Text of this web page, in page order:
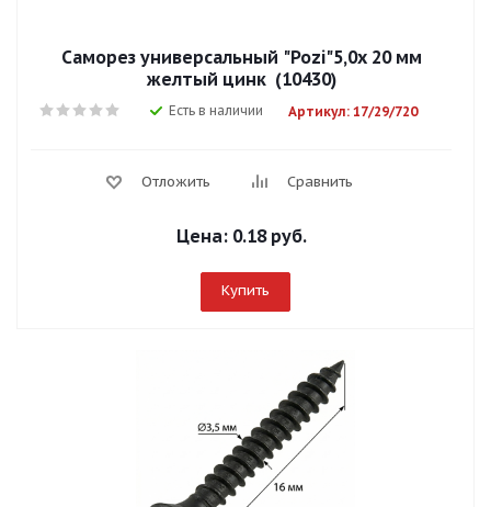
Саморез универсальный "Pozi"5,0х 20 мм
желтый цинк (10430)
Есть в наличии Артикул: 17/29/720
Отложить Сравнить
Цена: 0.18 руб.
Купить